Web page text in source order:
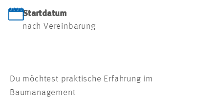
Startdatum
nach Vereinbarung
Du möchtest praktische Erfahrung im
Baumanagement